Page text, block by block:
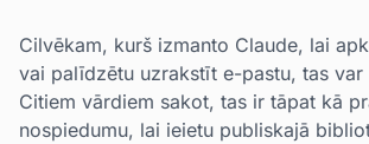
Cilvēkam, kurš izmanto Claude, lai
vai palīdzētu uzrakstīt e-pastu, tas
Citiem vārdiem sakot, tas ir tāpat kā
nospiedumu, lai ieietu publiskajā